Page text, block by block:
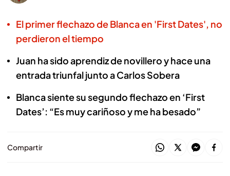
El primer flechazo de Blanca en 'First Dates', no
perdieron el tiempo
Juan ha sido aprendiz de novillero y hace una
entrada triunfal junto a Carlos Sobera
Blanca siente su segundo flechazo en ‘First
Dates’: “Es muy cariñoso y me ha besado”
Compartir